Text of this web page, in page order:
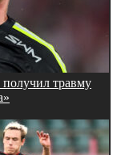
травму